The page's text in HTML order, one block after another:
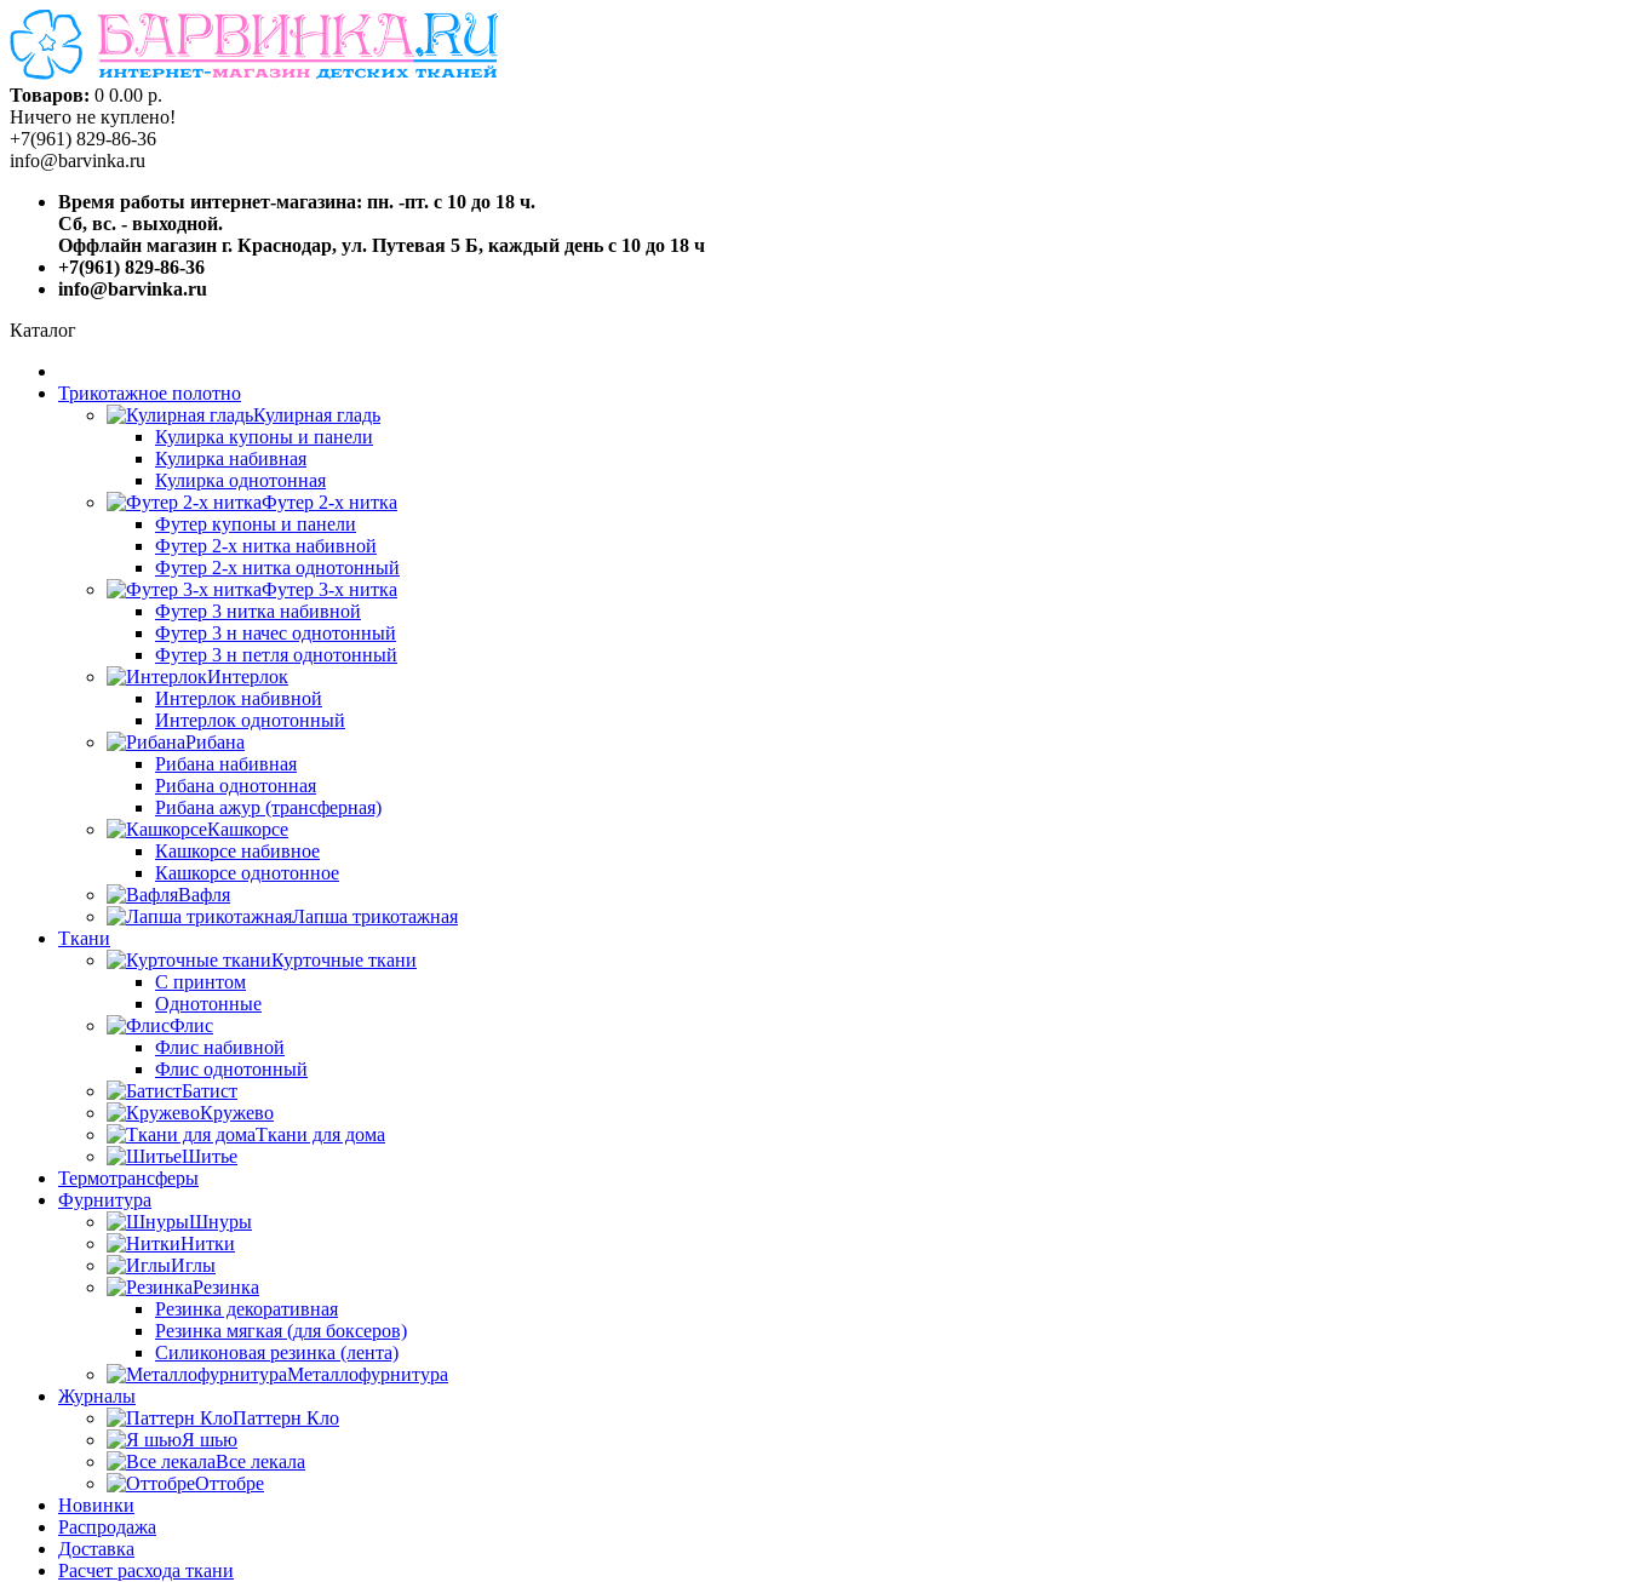
Товаров: 0 0.00 р.
Ничего не куплено!
+7(961) 829-86-36
info@barvinka.ru
Время работы интернет-магазина: пн. -пт. с 10 до 18 ч.
Сб, вс. - выходной.
Оффлайн магазин г. Краснодар, ул. Путевая 5 Б, каждый день с 10 до 18 ч
+7(961) 829-86-36
info@barvinka.ru
Каталог
Трикотажное полотно
Кулирная гладь
Кулирка купоны и панели
Кулирка набивная
Кулирка однотонная
Футер 2-х нитка
Футер купоны и панели
Футер 2-х нитка набивной
Футер 2-х нитка однотонный
Футер 3-х нитка
Футер 3 нитка набивной
Футер 3 н начес однотонный
Футер 3 н петля однотонный
Интерлок
Интерлок набивной
Интерлок однотонный
Рибана
Рибана набивная
Рибана однотонная
Рибана ажур (трансферная)
Кашкорсе
Кашкорсе набивное
Кашкорсе однотонное
Вафля
Лапша трикотажная
Ткани
Курточные ткани
С принтом
Однотонные
Флис
Флис набивной
Флис однотонный
Батист
Кружево
Ткани для дома
Шитье
Термотрансферы
Фурнитура
Шнуры
Нитки
Иглы
Резинка
Резинка декоративная
Резинка мягкая (для боксеров)
Силиконовая резинка (лента)
Металлофурнитура
Журналы
Паттерн Кло
Я шью
Все лекала
Оттобре
Новинки
Распродажа
Доставка
Расчет расхода ткани